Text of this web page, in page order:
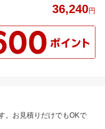
36,240円
。お見積りだけでもOKで